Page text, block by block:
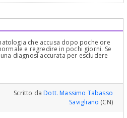
che accusa dopo poche ore
e regredire in pochi giorni. Se
diagnosi accurata per escludere
Scritto daDott. Massimo Tabasso
Savigliano (CN)